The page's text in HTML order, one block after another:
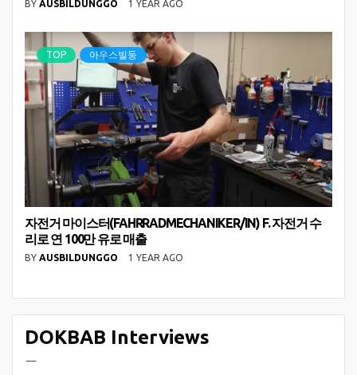
BY AUSBILDUNGGO 1 YEAR AGO
TOP 아우스빌둥
자전거 마이스터(FAHRRADMECHANIKER/IN) F. 자전거 수
리로 연 100만 유로 매출
BY AUSBILDUNGGO 1 YEAR AGO
DOKBAB Interviews
ㅡ